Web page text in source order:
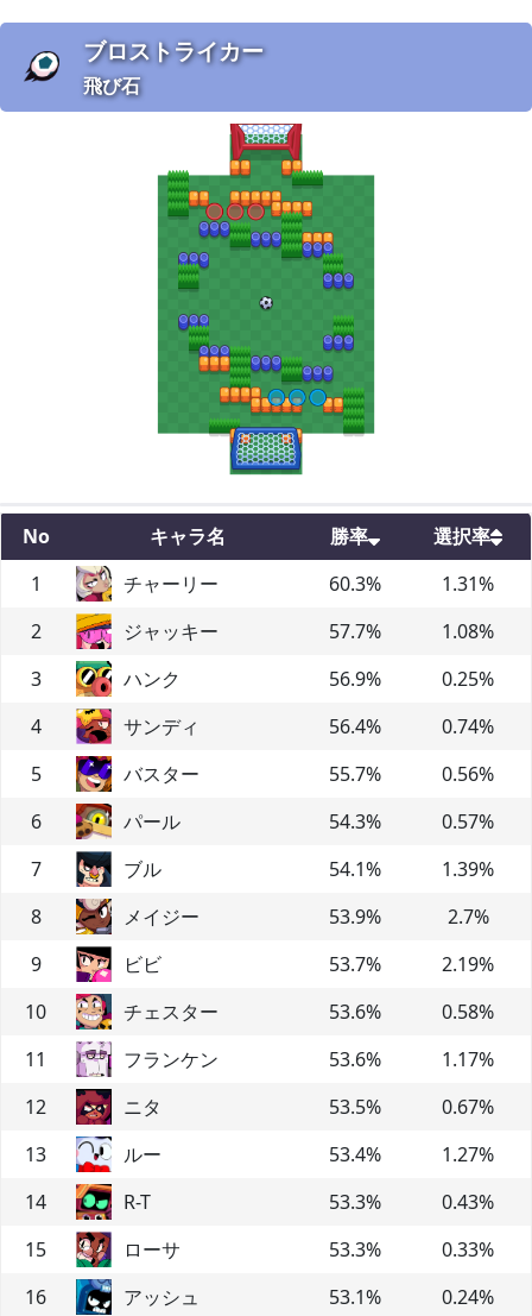
ブロストライカー
飛び石
No キャラ名 勝率
選択率
1
チャーリー 60.3% 1.31%
2
ジャッキー 57.7% 1.08%
3
ハンク 56.9% 0.25%
4
サンディ 56.4% 0.74%
5
バスター 55.7% 0.56%
6
パール 54.3% 0.57%
7
ブル 54.1% 1.39%
8
メイジー 53.9% 2.7%
9
ビビ 53.7% 2.19%
10
チェスター 53.6% 0.58%
11
フランケン 53.6% 1.17%
12
ニタ 53.5% 0.67%
13
ルー 53.4% 1.27%
14
R-T 53.3% 0.43%
15
ローサ 53.3% 0.33%
16
アッシュ 53.1% 0.24%